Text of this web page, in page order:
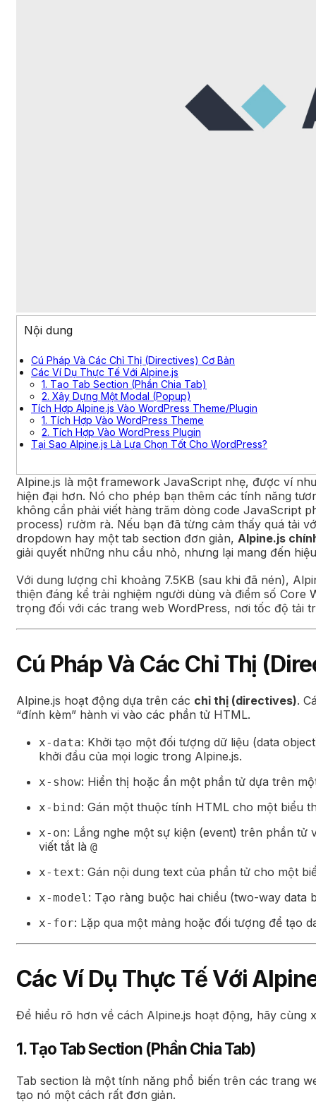
Nội dung
Cú Pháp Và Các Chỉ Thị (Directives) Cơ Bản
Các Ví Dụ Thực Tế Với Alpine.js
1. Tạo Tab Section (Phần Chia Tab)
2. Xây Dựng Một Modal (Popup)
Tích Hợp Alpine.js Vào WordPress Theme/Plugin
1. Tích Hợp Vào WordPress Theme
2. Tích Hợp Vào WordPress Plugin
Tại Sao Alpine.js Là Lựa Chọn Tốt Cho WordPress?
Alpine.js là một framework JavaScript nhẹ, được ví
hiện đại hơn. Nó cho phép bạn thêm các tính năng
không cần phải viết hàng trăm dòng code JavaScript
process) rườm rà. Nếu bạn đã từng cảm thấy quá tải
dropdown hay một tab section đơn giản, Alpine.js
giải quyết những nhu cầu nhỏ, nhưng lại mang đến
Với dung lượng chỉ khoảng 7.5KB (sau khi đã nén),
thiện đáng kể trải nghiệm người dùng và điểm số Core
trọng đối với các trang web WordPress, nơi tốc độ tải
Cú Pháp Và Các Chỉ Thị
Alpine.js hoạt động dựa trên các chỉ thị (directives).
“đính kèm” hành vi vào các phần tử HTML.
x-data: Khởi tạo một đối tượng dữ liệu (data
khởi đầu của mọi logic trong Alpine.js.
x-show: Hiển thị hoặc ẩn một phần tử dựa trên
x-bind: Gán một thuộc tính HTML cho một biểu
x-on: Lắng nghe một sự kiện (event) trên phần
viết tắt là @
x-text: Gán nội dung text của phần tử cho một
x-model: Tạo ràng buộc hai chiều (two-way data
x-for: Lặp qua một mảng hoặc đối tượng để tạo
Các Ví Dụ Thực Tế Với
Để hiểu rõ hơn về cách Alpine.js hoạt động, hãy cùng
1. Tạo Tab Section (Phần Chia Tab)
Tab section là một tính năng phổ biến trên các trang
tạo nó một cách rất đơn giản.